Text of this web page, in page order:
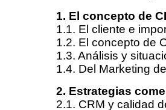
1. El concepto de
1.1. El cliente e
1.2. El concepto de
1.3. Análisis y
1.4. Del Marketing
2. Estrategias
2.1. CRM y calidad